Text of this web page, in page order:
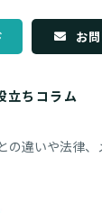
お
立ちコラム
違いや法律